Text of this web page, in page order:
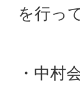
を行っ
・中村